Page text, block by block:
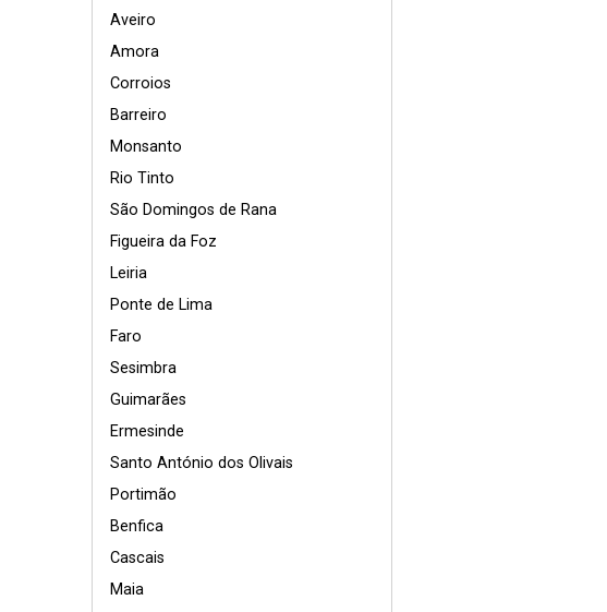
Aveiro
Amora
Corroios
Barreiro
Monsanto
Rio Tinto
São Domingos de Rana
Figueira da Foz
Leiria
Ponte de Lima
Faro
Sesimbra
Guimarães
Ermesinde
Santo António dos Olivais
Portimão
Benfica
Cascais
Maia